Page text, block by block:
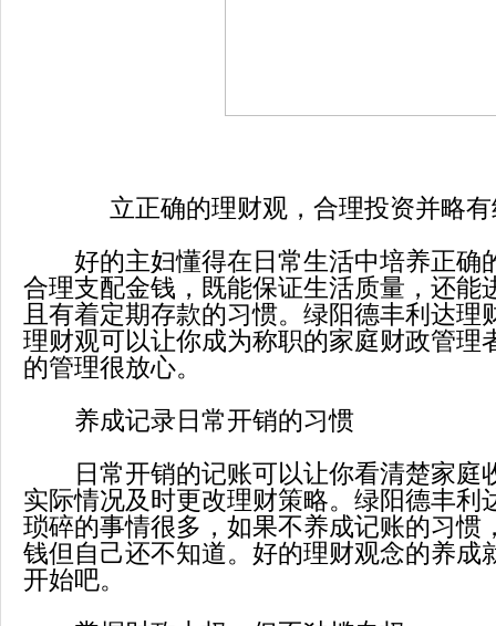
立正确的理财观，合理投资并略有
好的主妇懂得在日常生活中培养正确
合理支配金钱，既能保证生活质量，还能
且有着定期存款的习惯。绿阳德丰利达理
理财观可以让你成为称职的家庭财政管理
的管理很放心。
养成记录日常开销的习惯
日常开销的记账可以让你看清楚家庭
实际情况及时更改理财策略。绿阳德丰利
琐碎的事情很多，如果不养成记账的习惯
钱但自己还不知道。好的理财观念的养成
开始吧。